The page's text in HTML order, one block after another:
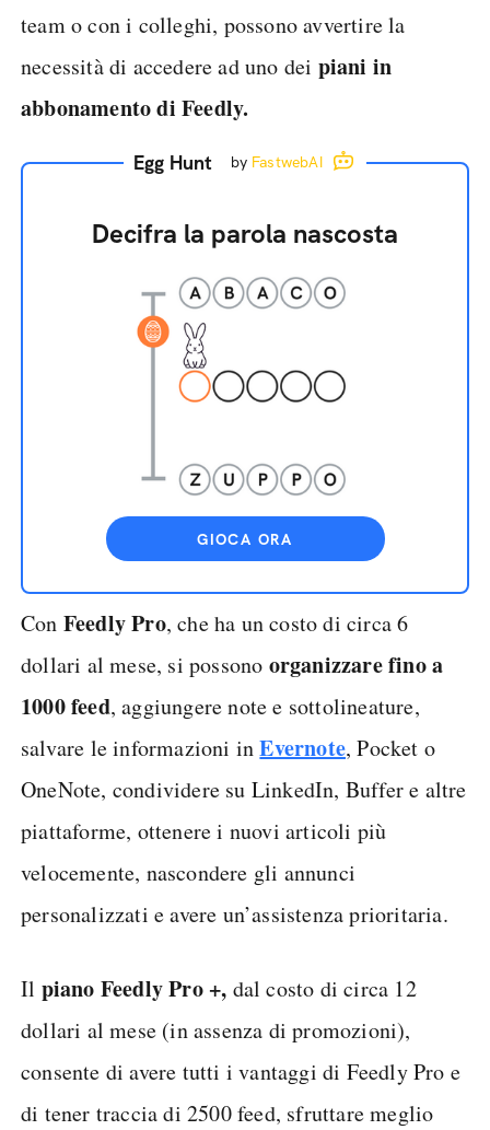
team o con i colleghi, possono avvertire la
necessità di accedere ad uno dei piani in
abbonamento di Feedly.
Egg Hunt by FastwebAI
Decifra la parola nascosta
GIOCA ORA
Con Feedly Pro, che ha un costo di circa 6
dollari al mese, si possono organizzare fino a
1000 feed, aggiungere note e sottolineature,
salvare le informazioni inEvernote, Pocket o
OneNote, condividere su LinkedIn, Buffer e altre
piattaforme, ottenere i nuovi articoli più
velocemente, nascondere gli annunci
personalizzati e avere un’assistenza prioritaria.
Il piano Feedly Pro +, dal costo di circa 12
dollari al mese (in assenza di promozioni),
consente di avere tutti i vantaggi di Feedly Pro e
di tener traccia di 2500 feed, sfruttare meglio